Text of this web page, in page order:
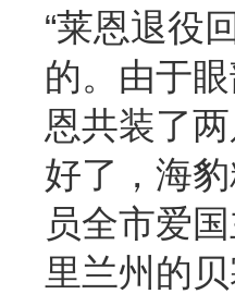
“莱恩退役
的。由于
恩共装了
好了，海
员全市爱
里兰州的